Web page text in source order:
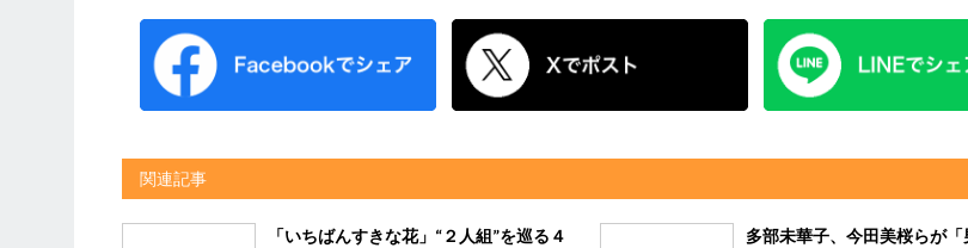
関連記事
「いちばんすきな花」“２人組”を巡る４
多部未華子、今田美桜らが